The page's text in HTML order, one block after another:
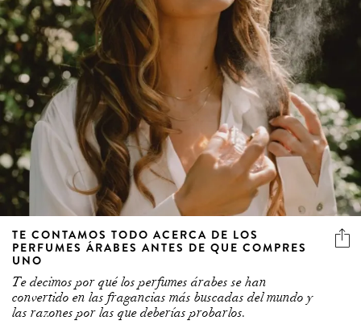
TE CONTAMOS TODO ACERCA DE LOS
PERFUMES ÁRABES ANTES DE QUE COMPRES
UNO
Te decimos por qué los perfumes árabes se han
convertido en las fragancias más buscadas del mundo y
las razones por las que deberías probarlos.